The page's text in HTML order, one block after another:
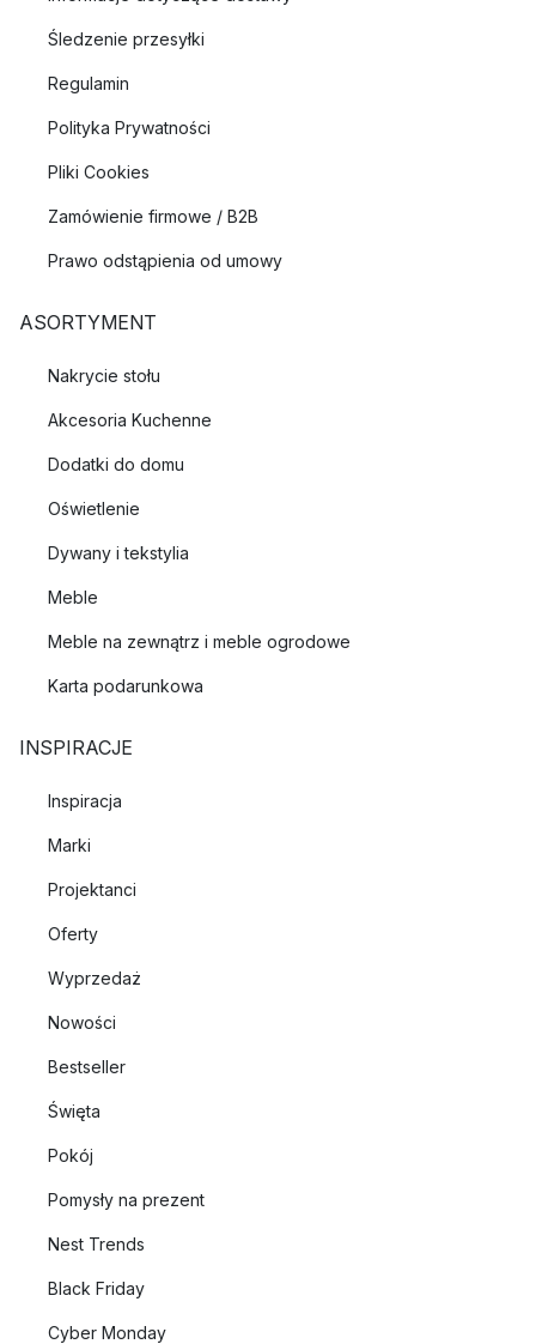
Śledzenie przesyłki
Regulamin
Polityka Prywatności
Pliki Cookies
Zamówienie firmowe / B2B
Prawo odstąpienia od umowy
ASORTYMENT
Nakrycie stołu
Akcesoria Kuchenne
Dodatki do domu
Oświetlenie
Dywany i tekstylia
Meble
Meble na zewnątrz i meble ogrodowe
Karta podarunkowa
INSPIRACJE
Inspiracja
Marki
Projektanci
Oferty
Wyprzedaż
Nowości
Bestseller
Święta
Pokój
Pomysły na prezent
Nest Trends
Black Friday
Cyber Monday